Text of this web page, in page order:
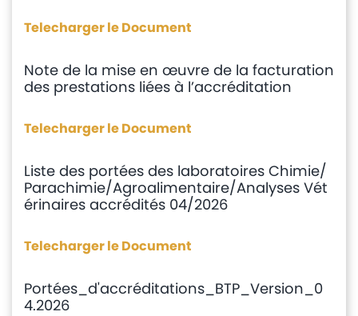
Telecharger le Document
Note de la mise en œuvre de la facturation
des prestations liées à l’accréditation
Telecharger le Document
Liste des portées des laboratoires Chimie/
Parachimie/Agroalimentaire/Analyses Vét
érinaires accrédités 04/2026
Telecharger le Document
Portées_d'accréditations_BTP_Version_0
4.2026